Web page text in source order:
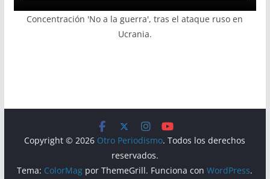
Concentración 'No a la guerra', tras el ataque ruso en
Ucrania.
Copyright © 2026 Otro Periodismo. Todos los derechos
reservados.
Tema: ColorMag por ThemeGrill. Funciona conWordPress.